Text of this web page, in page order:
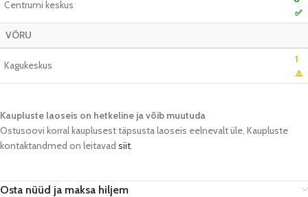
Centrumi keskus
✅
VÕRU
Kagukeskus 1
⚠️
Kaupluste laoseis on hetkeline ja võib muutuda​
Ostusoovi korral kauplusest täpsusta laoseis eelnevalt üle. Kaupluste
kontaktandmed on leitavad siit.
Osta nüüd ja maksa hiljem